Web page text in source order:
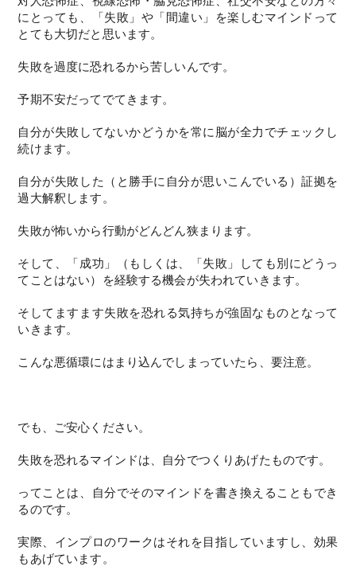
にとっても、「失敗」や「間違い」を楽しむマインドって
とても大切だと思います。
失敗を過度に恐れるから苦しいんです。
予期不安だってでてきます。
自分が失敗してないかどうかを常に脳が全力でチェックし
続けます。
自分が失敗した（と勝手に自分が思いこんでいる）証拠を
過大解釈します。
失敗が怖いから行動がどんどん狭まります。
そして、「成功」（もしくは、「失敗」しても別にどうっ
てことはない）を経験する機会が失われていきます。
そしてますます失敗を恐れる気持ちが強固なものとなって
いきます。
こんな悪循環にはまり込んでしまっていたら、要注意。
でも、ご安心ください。
失敗を恐れるマインドは、自分でつくりあげたものです。
ってことは、自分でそのマインドを書き換えることもでき
るのです。
実際、インプロのワークはそれを目指していますし、効果
もあげています。